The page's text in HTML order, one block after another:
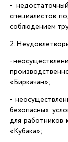
-
специалистов
соблюдением
2.
-
«Биркачан»;
-
безопасных
для работников
«Кубака»;